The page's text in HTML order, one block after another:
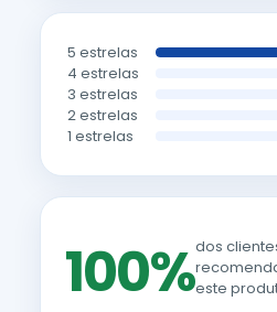
5 estrelas
4 estrelas
3 estrelas
2 estrelas
1 estrelas
100%dos
este